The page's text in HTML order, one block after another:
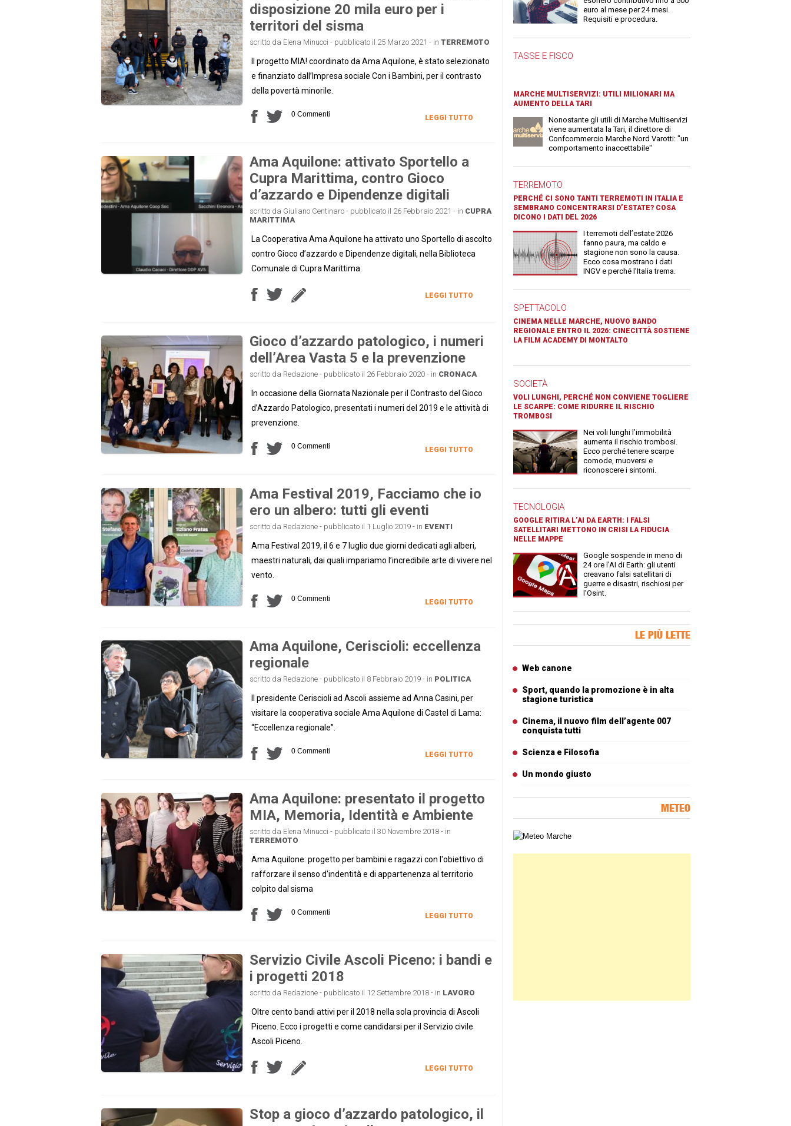
disposizione 20 mila euro per i
territori del sisma
scritto da Elena Minucci - pubblicato il 25 Marzo 2021 - in TERREMOTO
Il progetto MIA! coordinato da Ama Aquilone, è stato selezionato
e finanziato dall’Impresa sociale Con i Bambini, per il contrasto
della povertà minorile.
0 Commenti LEGGI TUTTO
Ama Aquilone: attivato Sportello a
Cupra Marittima, contro Gioco
d’azzardo e Dipendenze digitali
scritto da Giuliano Centinaro - pubblicato il 26 Febbraio 2021 - in CUPRA
MARITTIMA
La Cooperativa Ama Aquilone ha attivato uno Sportello di ascolto
contro Gioco d’azzardo e Dipendenze digitali, nella Biblioteca
Comunale di Cupra Marittima.
LEGGI TUTTO
Gioco d’azzardo patologico, i numeri
dell’Area Vasta 5 e la prevenzione
scritto da Redazione - pubblicato il 26 Febbraio 2020 - in CRONACA
In occasione della Giornata Nazionale per il Contrasto del Gioco
d’Azzardo Patologico, presentati i numeri del 2019 e le attività di
prevenzione.
0 Commenti LEGGI TUTTO
Ama Festival 2019, Facciamo che io
ero un albero: tutti gli eventi
scritto da Redazione - pubblicato il 1 Luglio 2019 - in EVENTI
Ama Festival 2019, il 6 e 7 luglio due giorni dedicati agli alberi,
maestri naturali, dai quali impariamo l’incredibile arte di vivere nel
vento.
0 Commenti LEGGI TUTTO
Ama Aquilone, Ceriscioli: eccellenza
regionale
scritto da Redazione - pubblicato il 8 Febbraio 2019 - in POLITICA
Il presidente Ceriscioli ad Ascoli assieme ad Anna Casini, per
visitare la cooperativa sociale Ama Aquilone di Castel di Lama:
“Eccellenza regionale”.
0 Commenti LEGGI TUTTO
Ama Aquilone: presentato il progetto
MIA, Memoria, Identità e Ambiente
scritto da Elena Minucci - pubblicato il 30 Novembre 2018 - in
TERREMOTO
Ama Aquilone: progetto per bambini e ragazzi con l'obiettivo di
rafforzare il senso d'indentità e di appartenenza al territorio
colpito dal sisma
0 Commenti LEGGI TUTTO
Servizio Civile Ascoli Piceno: i bandi e
i progetti 2018
scritto da Redazione - pubblicato il 12 Settembre 2018 - in LAVORO
Oltre cento bandi attivi per il 2018 nella sola provincia di Ascoli
Piceno. Ecco i progetti e come candidarsi per il Servizio civile
Ascoli Piceno.
LEGGI TUTTO
Stop a gioco d’azzardo patologico, il
euro al mese per 24 mesi.
Requisiti e procedura.
TASSE E FISCO
MARCHE MULTISERVIZI: UTILI MILIONARI MA
AUMENTO DELLA TARI
Nonostante gli utili di Marche Multiservizi
viene aumentata la Tari, il direttore di
Confcommercio Marche Nord Varotti: "un
comportamento inaccettabile"
TERREMOTO
PERCHÉ CI SONO TANTI TERREMOTI IN ITALIA E
SEMBRANO CONCENTRARSI D’ESTATE? COSA
DICONO I DATI DEL 2026
I terremoti dell’estate 2026
fanno paura, ma caldo e
stagione non sono la causa.
Ecco cosa mostrano i dati
INGV e perché l’Italia trema.
SPETTACOLO
CINEMA NELLE MARCHE, NUOVO BANDO
REGIONALE ENTRO IL 2026: CINECITTÀ SOSTIENE
LA FILM ACADEMY DI MONTALTO
SOCIETÀ
VOLI LUNGHI, PERCHÉ NON CONVIENE TOGLIERE
LE SCARPE: COME RIDURRE IL RISCHIO
TROMBOSI
Nei voli lunghi l’immobilità
aumenta il rischio trombosi.
Ecco perché tenere scarpe
comode, muoversi e
riconoscere i sintomi.
TECNOLOGIA
GOOGLE RITIRA L’AI DA EARTH: I FALSI
SATELLITARI METTONO IN CRISI LA FIDUCIA
NELLE MAPPE
Google sospende in meno di
24 ore l’AI di Earth: gli utenti
creavano falsi satellitari di
guerre e disastri, rischiosi per
l’Osint.
LE PIÙ LETTE
Web canone
Sport, quando la promozione è in alta
stagione turistica
Cinema, il nuovo film dell’agente 007
conquista tutti
Scienza e Filosofia
Un mondo giusto
METEO
Carta meteorologica delle Marche